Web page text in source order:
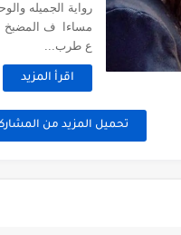
مساءا ف المضبخ
ع طرب...
اقرأ المزيد
تحميل المزيد من